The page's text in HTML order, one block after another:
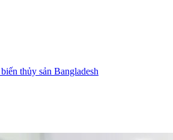
thủy sản Bangladesh